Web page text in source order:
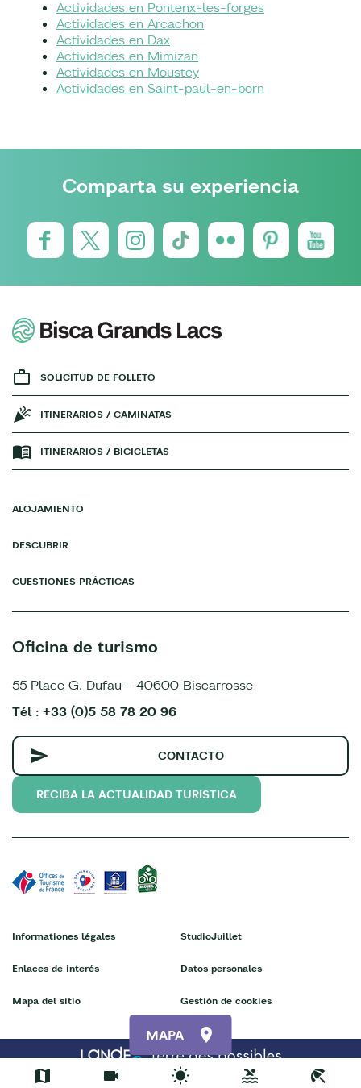
MAPA
Actividades en Pontenx-les-forges
Actividades en Arcachon
Actividades en Dax
Actividades en Mimizan
Actividades en Moustey
Actividades en Saint-paul-en-born
Comparta su experiencia
SOLICITUD DE FOLLETO
ITINERARIOS / CAMINATAS
ITINERARIOS / BICICLETAS
ALOJAMIENTO
DESCUBRIR
CUESTIONES PRÁCTICAS
Oficina de turismo
55 Place G. Dufau - 40600 Biscarrosse
Tél : +33 (0)5 58 78 20 96
CONTACTO
RECIBA LA ACTUALIDAD TURISTICA
Informationes légales
Enlaces de interés
Mapa del sitio
StudioJuillet
Datos personales
Gestión de cookies